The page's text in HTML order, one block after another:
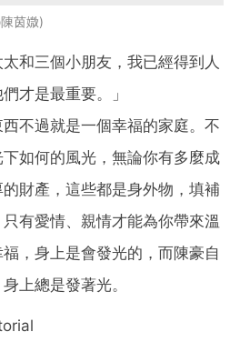
茵媺
太和三個小朋友，我已經得到人
才是最重要。」
不過就是一個幸福的家庭。不
如何的風光，無論你有多麼成
財產，這些都是身外物，填補
有愛情、親情才能為你帶來溫
，身上是會發光的，而陳豪自
上總是發著光。